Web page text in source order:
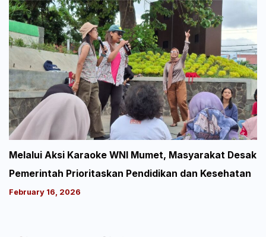
Melalui Aksi Karaoke WNI Mumet, Masyarakat Desak
Pemerintah Prioritaskan Pendidikan dan Kesehatan
February 16, 2026